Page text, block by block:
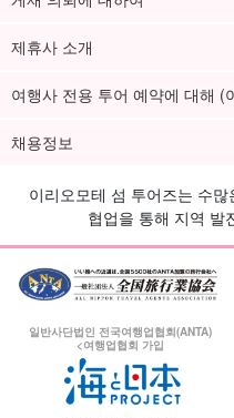
제휴사 소개
여행사 전용 투어 예약에 대해 (
채용정보
이리오모테 섬 투어즈는 수
협업을 통해 지역 발
일반사단법인 전국여행업협회(ANTA)
<여행업협회 가입